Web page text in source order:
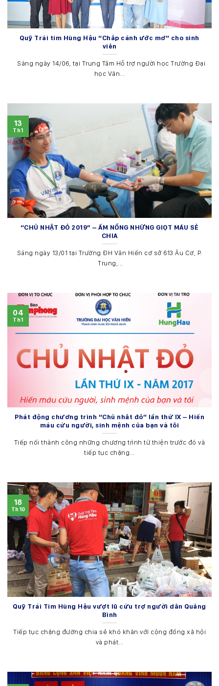
Quỹ Trái tim Hùng Hậu “Chắp cánh ước mơ” cho sinh
viên
Sáng ngày 14/06, tại Trung Tâm Hỗ trợ người học Trường Đại
học Văn...
“CHỦ NHẬT ĐỎ 2019″ – ẤM NỒNG NHỮNG GIỌT MÁU SẺ
CHIA
Sáng ngày 13/01 tại Trường ĐH Văn Hiến cơ sở 613 Âu Cơ, P.
Trung,...
13
Th1
Phát động chương trình “Chủ nhât đỏ” lần thứ IX – Hiến
máu cứu người, sinh mệnh của bạn và tôi
Tiếp nối thành công những chương trình từ thiện trước đó và
tiếp tục chặng...
04
Th1
Quỹ Trái Tim Hùng Hậu vượt lũ cứu trợ người dân Quảng
Bình
Tiếp tục chặng đường chia sẻ khó khăn với cộng đồng xã hội
và phát...
18
Th10